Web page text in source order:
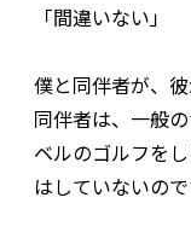
「間違いない」
僕と同伴者が、
同伴者は、一般
ベルのゴルフを
はしていないので